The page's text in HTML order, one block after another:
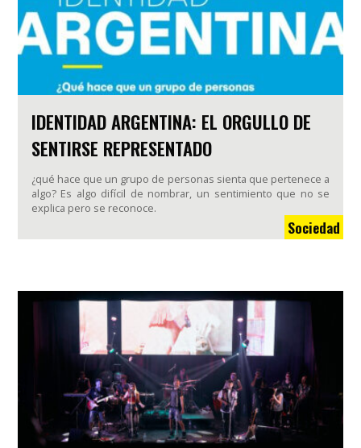
IDENTIDAD ARGENTINA: EL ORGULLO DE
SENTIRSE REPRESENTADO
¿qué hace que un grupo de personas sienta que pertenece a
algo? Es algo difícil de nombrar, un sentimiento que no se
explica pero se reconoce.
Sociedad